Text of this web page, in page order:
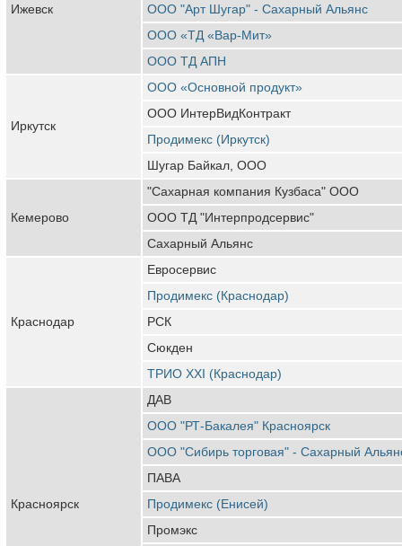
Ижевск
ООО "Арт Шугар" - Сахарный Альянс
ООО «ТД «Вар-Мит»
ООО ТД АПН
Иркутск
ООО «Основной продукт»
ООО ИнтерВидКонтракт
Продимекс (Иркутск)
Шугар Байкал, ООО
Кемерово
"Сахарная компания Кузбаса" ООО
ООО ТД "Интерпродсервис"
Сахарный Альянс
Краснодар
Евросервис
Продимекс (Краснодар)
РСК
Сюкден
ТРИО XXI (Краснодар)
Красноярск
ДАВ
ООО "РТ-Бакалея" Красноярск
ООО "Сибирь торговая" - Сахарный
ПАВА
Продимекс (Енисей)
Промэкс